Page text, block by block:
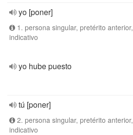
yo [poner]
1. persona singular, pretérito anterior,
indicativo
yo hube puesto
tú [poner]
2. persona singular, pretérito anterior,
indicativo